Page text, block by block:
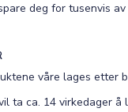
deg for tusenvis av
våre lages etter
ta ca. 14 virkedager å